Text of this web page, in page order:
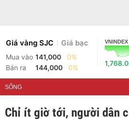
Giá vàng SJC Giá bạc
Mua vào 141,000
0%
Bán ra
144,000 0%
VNINDEX
SỐNG
Chỉ ít giờ tới, người dân